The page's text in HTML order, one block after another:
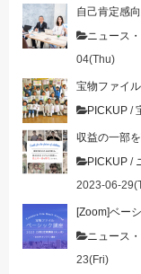
自己肯定感
ニュース
04(Thu)
宝物ファイ
PICKUP /
収益の一部
PICKUP /
2023-06-
[Zoom]ベー
ニュース
23(Fri)